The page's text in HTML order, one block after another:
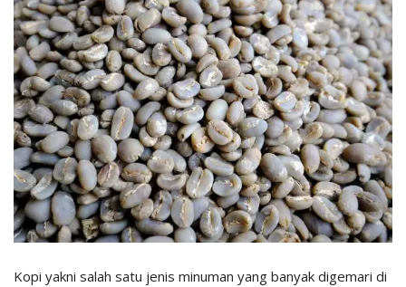
Kopi yakni salah satu jenis minuman yang banyak digemari di